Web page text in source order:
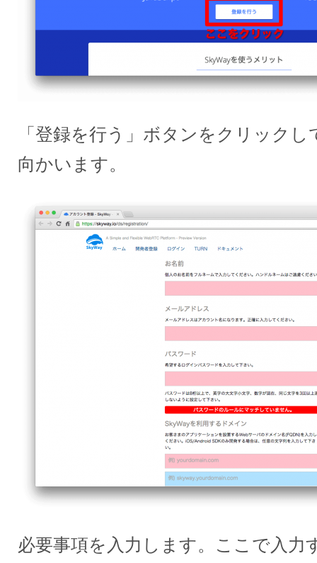
「登録を行う」ボタンをクリック
向かいます。
必要事項を入力します。ここで入力